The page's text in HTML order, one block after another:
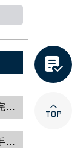
徐州宝玑官方售后服务中心｜完整官方电话和网点地址权威信息公告（2026年8月最新）
宝玑表扣怎么打开（轻松解锁手表的秘密技巧）

